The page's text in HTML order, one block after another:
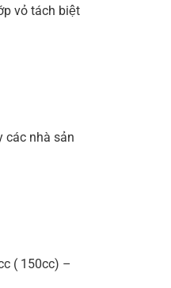
vỏ tách biệt
các nhà sản
( 150cc) –